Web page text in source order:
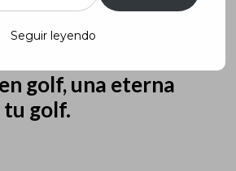
golf, una eterna
tu golf.
Seguir leyendo